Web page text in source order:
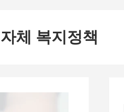
체 복지정책